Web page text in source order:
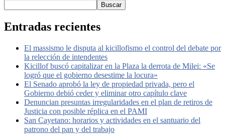
Buscar
Entradas recientes
El massismo le disputa al kicillofismo el control del debate por
la relección de intendentes
Kicillof buscó capitalizar en la Plaza la derrota de Milei: «Se
logró que el gobierno desestime la locura»
El Senado aprobó la ley de propiedad privada, pero el
Gobierno debió ceder y eliminar otro capítulo clave
Denuncian presuntas irregularidades en el plan de retiros de
Justicia con posible réplica en el PAMI
San Cayetano: horarios y actividades en el santuario del
patrono del pan y del trabajo